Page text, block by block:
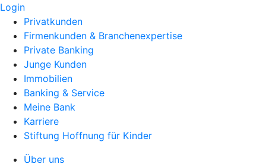
Login
Privatkunden
Firmenkunden & Branchenexpertise
Private Banking
Junge Kunden
Immobilien
Banking & Service
Meine Bank
Karriere
Stiftung Hoffnung für Kinder
Über uns